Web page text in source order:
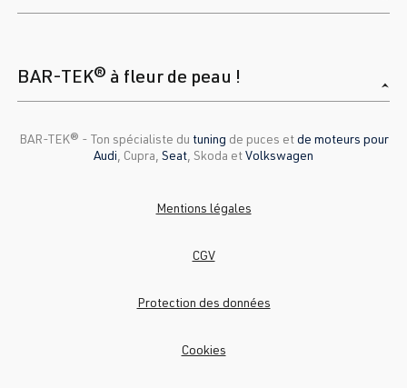
BAR-TEK® à fleur de peau !
BAR-TEK®️ - Ton spécialiste du tuning de puces etde moteurs pour
Audi , Cupra, Seat , Skoda etVolkswagen
Mentions légales
CGV
Protection des données
Cookies